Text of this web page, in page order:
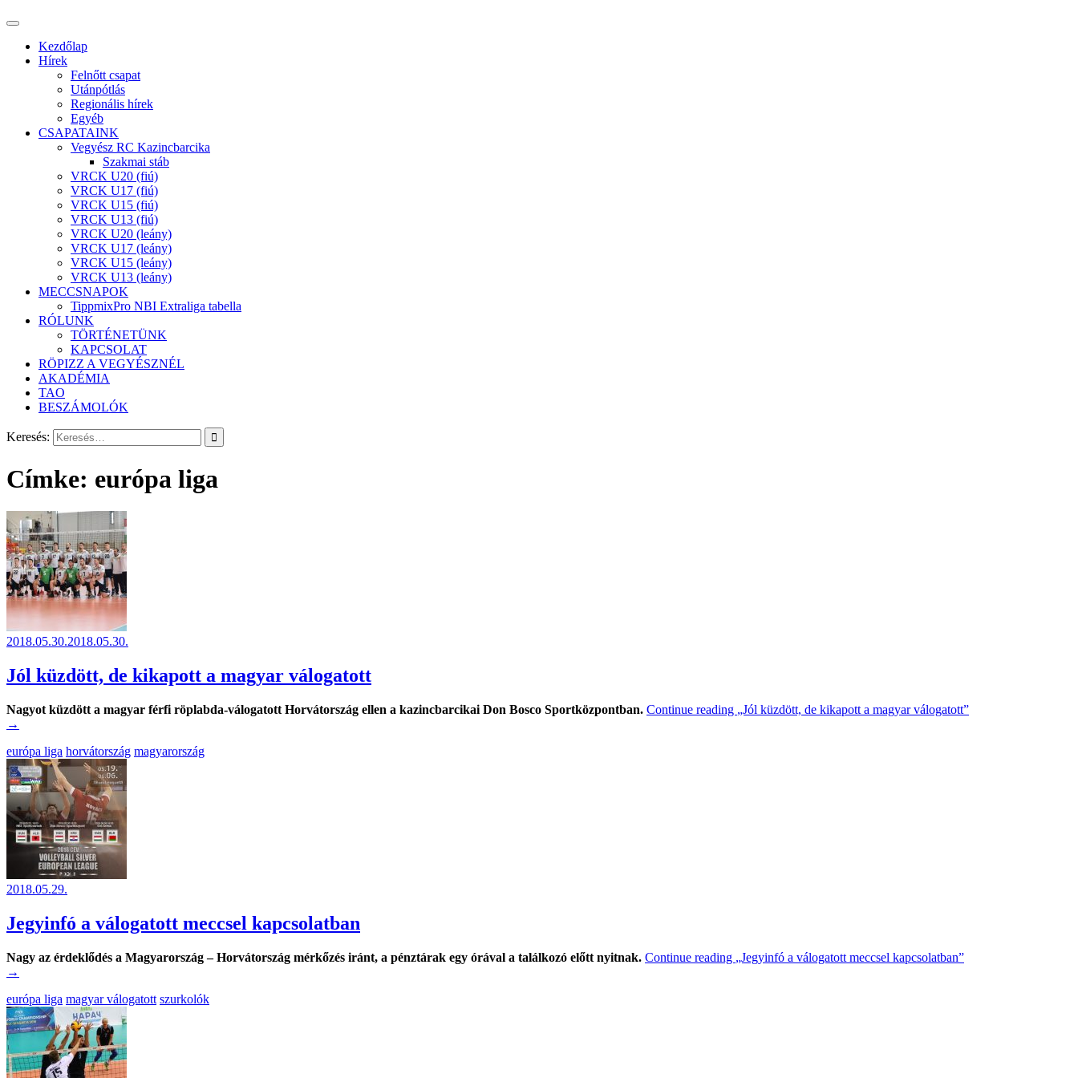
Kezdőlap
Hírek
Felnőtt csapat
Utánpótlás
Regionális hírek
Egyéb
CSAPATAINK
Vegyész RC Kazincbarcika
Szakmai stáb
VRCK U20 (fiú)
VRCK U17 (fiú)
VRCK U15 (fiú)
VRCK U13 (fiú)
VRCK U20 (leány)
VRCK U17 (leány)
VRCK U15 (leány)
VRCK U13 (leány)
MECCSNAPOK
TippmixPro NBI Extraliga tabella
RÓLUNK
TÖRTÉNETÜNK
KAPCSOLAT
RÖPIZZ A VEGYÉSZNÉL
AKADÉMIA
TAO
BESZÁMOLÓK
Keresés:
Címke: európa liga
2018.05.30.2018.05.30.
Jól küzdött, de kikapott a magyar válogatott
Nagyot küzdött a magyar férfi röplabda-válogatott Horvátország ellen a kazincbarcikai Don Bosco Sportközpontban. Continue reading „Jól küzdött, de kikapott a magyar válogatott”
→
európa liga horvátország magyarország
2018.05.29.
Jegyinfó a válogatott meccsel kapcsolatban
Nagy az érdeklődés a Magyarország – Horvátország mérkőzés iránt, a pénztárak egy órával a találkozó előtt nyitnak. Continue reading „Jegyinfó a válogatott meccsel kapcsolatban”
→
európa liga magyar válogatott szurkolók